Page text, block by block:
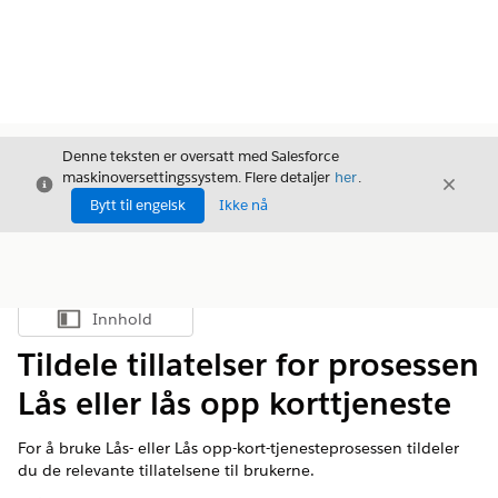
Avslutt
Denne teksten er oversatt med Salesforce
maskinoversettingssystem. Flere detaljer her.
Bytt til engelsk
Ikke nå
Avslutt
Vis innholdsfortegnelse
Innhold
Tildele tillatelser for prosessen
Lås eller lås opp korttjeneste
For å bruke Lås- eller Lås opp-kort-tjenesteprosessen tildeler
du de relevante tillatelsene til brukerne.